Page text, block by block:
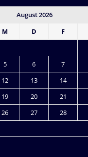
August 2026
M D F
5 6 7
12 13 14
19 20 21
26 27 28